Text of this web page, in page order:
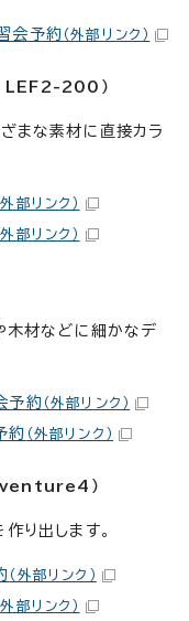
会予約 （外部リンク）
LEF2-200）
まな素材に直接カラ
外部リンク）
外部リンク）
木材などに細かなデ
予約 （外部リンク）
約 （外部リンク）
）
り出します。
（外部リンク）
外部リンク）